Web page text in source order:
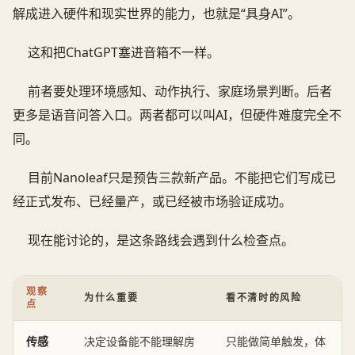
解成进入硬件和现实世界的能力，也就是“具身AI”。
这和把ChatGPT塞进音箱不一样。
前者要处理环境感知、动作执行、家庭场景判断。后者
更多是语音问答入口。两者都可以叫AI，但硬件难度完全不
同。
目前Nanoleaf只是预告三款新产品。不能把它们写成已
经正式发布、已经量产，或已经被市场验证成功。
现在能讨论的，是这条路线会遇到什么检查点。
观察
点
为什么重要 看不清时的风险
传感
决定设备能不能理解房
只能做简单触发，体